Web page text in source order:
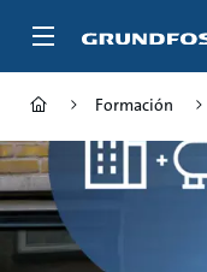
Formación